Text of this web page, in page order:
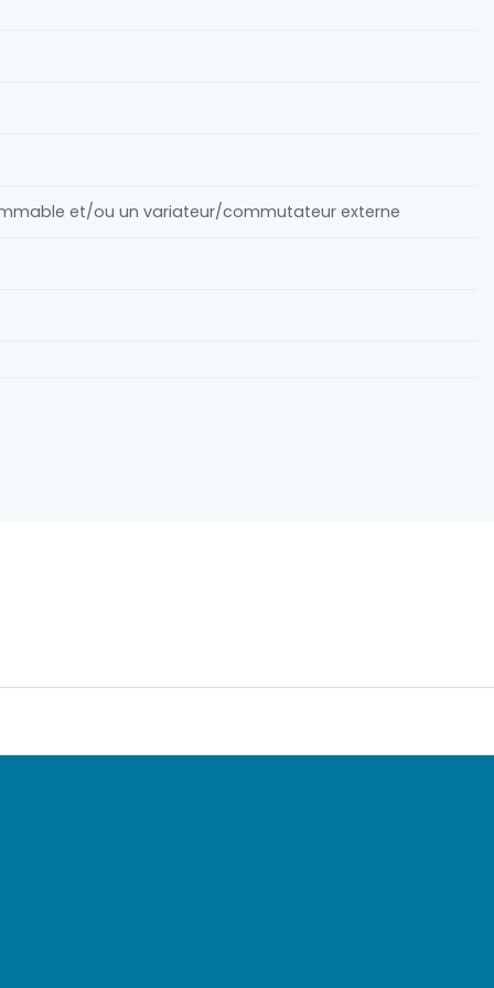
et/ou un variateur/commutateur externe